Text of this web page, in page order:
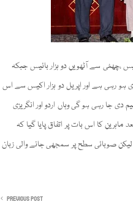
،چھٹی سے آٹھویں دو ہزار بائیس جبکہ
ہو رہی ہے اور اپریل دو ہزار اکیس سے اس
جا رہی ہو گی وہاں اردو اور انگریزی
کا اس بات پر اتفاق پایا گیا کہ
صوبائی سطح پر سمجھی جانے والی زبان
PREVIOUS POST